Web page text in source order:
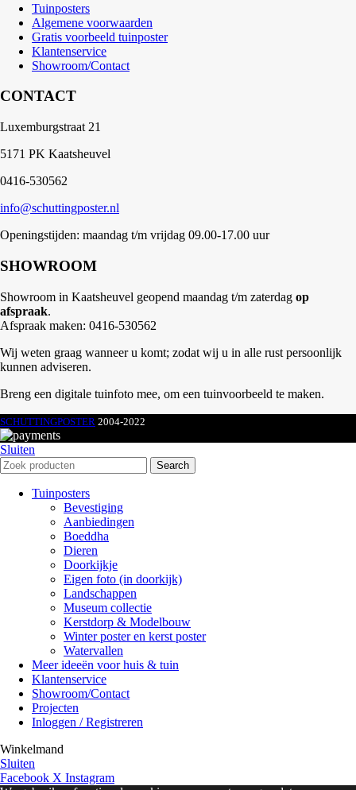
Tuinposters
Algemene voorwaarden
Gratis voorbeeld tuinposter
Klantenservice
Showroom/Contact
CONTACT
Luxemburgstraat 21
5171 PK Kaatsheuvel
0416-530562
info@schuttingposter.nl
Openingstijden: maandag t/m vrijdag 09.00-17.00 uur
SHOWROOM
Showroom in Kaatsheuvel geopend maandag t/m zaterdag op
afspraak.
Afspraak maken: 0416-530562
Wij weten graag wanneer u komt; zodat wij u in alle rust persoonlijk
kunnen adviseren.
Breng een digitale tuinfoto mee, om een tuinvoorbeeld te maken.
SCHUTTINGPOSTER 2004-2022
Sluiten
Search
Tuinposters
Bevestiging
Aanbiedingen
Boeddha
Dieren
Doorkijkje
Eigen foto (in doorkijk)
Landschappen
Museum collectie
Kerstdorp & Modelbouw
Winter poster en kerst poster
Watervallen
Meer ideeën voor huis & tuin
Klantenservice
Showroom/Contact
Projecten
Inloggen / Registreren
Winkelmand
Sluiten
Facebook X Instagram